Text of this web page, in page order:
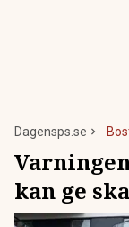
Dagensps.se
kan ge